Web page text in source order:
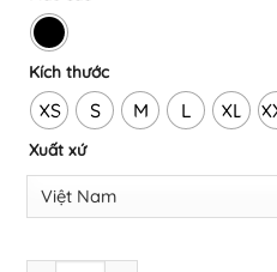
Kích thước
XS S M L XL
Xuất xứ